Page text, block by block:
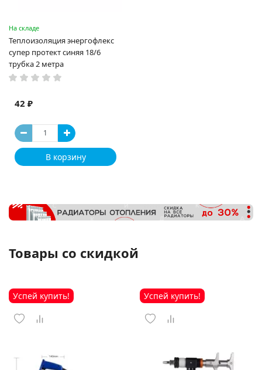
На складе
Теплоизоляция энергофлекс
супер протект синяя 18/6
трубка 2 метра
42 ₽
В корзину
Товары со скидкой
Успей купить! Успей купить!